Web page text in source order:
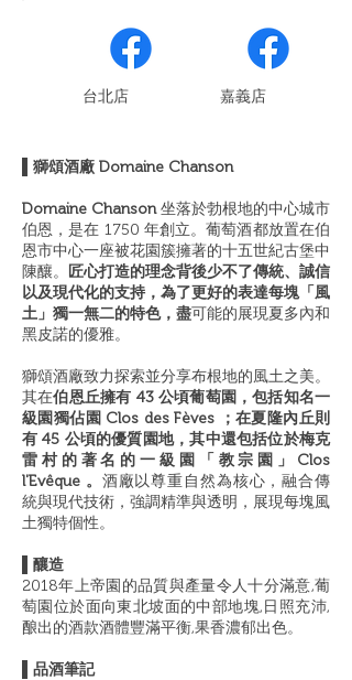
​台北店 嘉義店
▌獅頌酒廠 Domaine Chanson
Domaine Chanson坐落於勃根地的中心城市
伯恩，是在 1750 年創立。葡萄酒都放置在伯
恩市中心一座被花園簇擁著的十五世紀古堡中
陳釀。
匠心打造的理念背後少不了傳統、誠信
以及現代化的支持，為了更好的表達每塊「風
土」獨一無二的特色，盡可能的展現夏多內和
黑皮諾的優雅。
獅頌酒廠致力探索並分享布根地的風土之美。
其在伯恩丘擁有 43 公頃葡萄園，包括知名一
級園獨佔園 Clos des Fèves ；在夏隆內丘則
有 45 公頃的優質園地，其中還包括位於梅克
雷村的著名的一級園「教宗園」Clos
l'Evêque 。 酒廠以尊重自然為核心，融合傳
統與現代技術，強調精準與透明，展現每塊風
土獨特個性。
▌釀造
2018年上帝園的品質與產量令人十分滿意,葡
萄園位於面向東北坡面的中部地塊,日照充沛,
酿出的酒款酒體豐滿平衡,果香濃郁出色。
▌品酒筆記